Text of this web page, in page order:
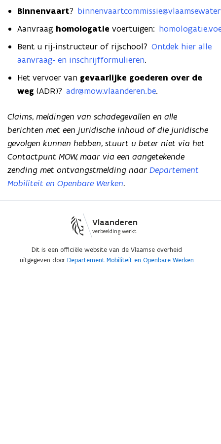
Binnenvaart?
Aanvraag homologatie voertuigen:
Bent u rij-instructeur of rijschool? Ontdek hier alle
aanvraag- en inschrijfformulieren.
Het vervoer van gevaarlijke goederen over de
weg (ADR)? adr@mow.vlaanderen.be.
Claims, meldingen van schadegevallen en alle
berichten met een juridische inhoud of die juridische
gevolgen kunnen hebben, stuurt u beter niet via het
Contactpunt MOW, maar via een aangetekende
zending met ontvangstmelding naar Departement
Mobiliteit en Openbare Werken.
Vlaanderen
verbeelding werkt
Dit is een officiële website van de Vlaamse overheid
uitgegeven door Departement Mobiliteit en Openbare Werken